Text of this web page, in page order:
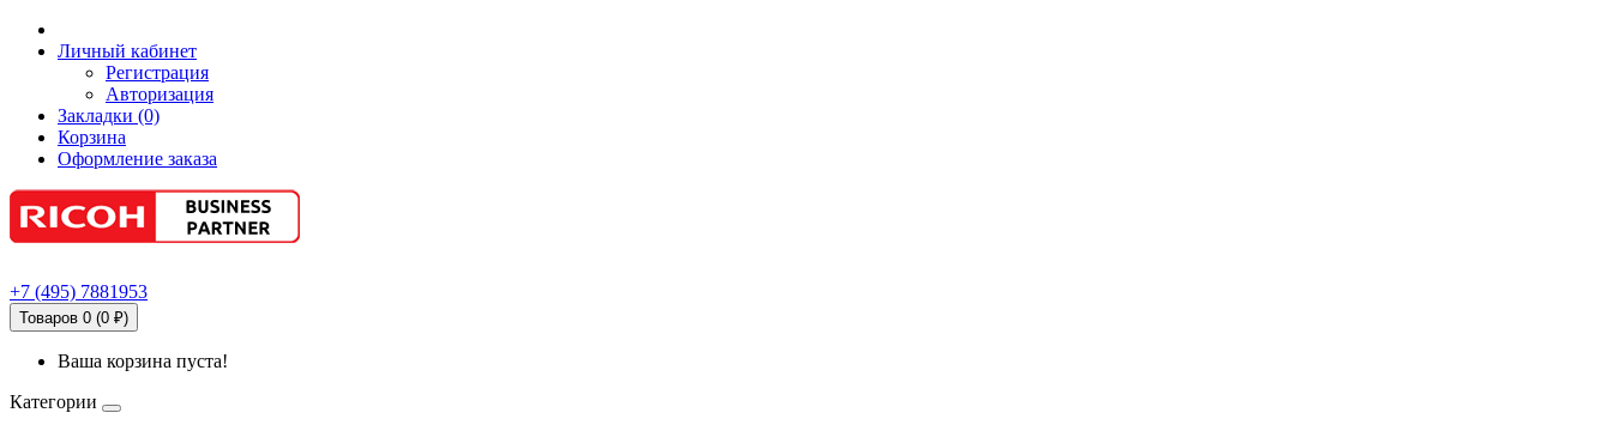
Личный кабинет
Регистрация
Авторизация
Закладки (0)
Корзина
Оформление заказа
+7 (495) 7881953
Товаров 0 (0 ₽)
Ваша корзина пуста!
Категории